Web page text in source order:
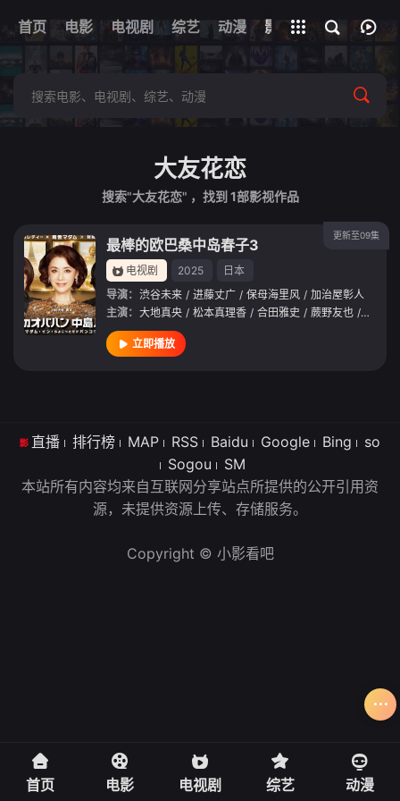
首页 电影 电视剧 综艺 动漫 影视
全部影片
大友花恋
搜索"大友花恋" ，找到 1部影视作品
更新至09集
最棒的欧巴桑中岛春子3
电视剧 2025
日本
导演： 渋谷未来 / 进藤丈广 / 保母海里风 / 加治屋彰人
主演： 大地真央 / 松本真理香 / 合田雅史 / 蕨野友也 / 今野浩
立即播放
直播 排行榜 MAP RSS Baidu Google Bing
so
Sogou
SM
本站所有内容均来自互联网分享站点所提供的公开引用资
源，未提供资源上传、存储服务。
Copyright © 小影看吧
首页 电影 电视剧 综艺 动漫